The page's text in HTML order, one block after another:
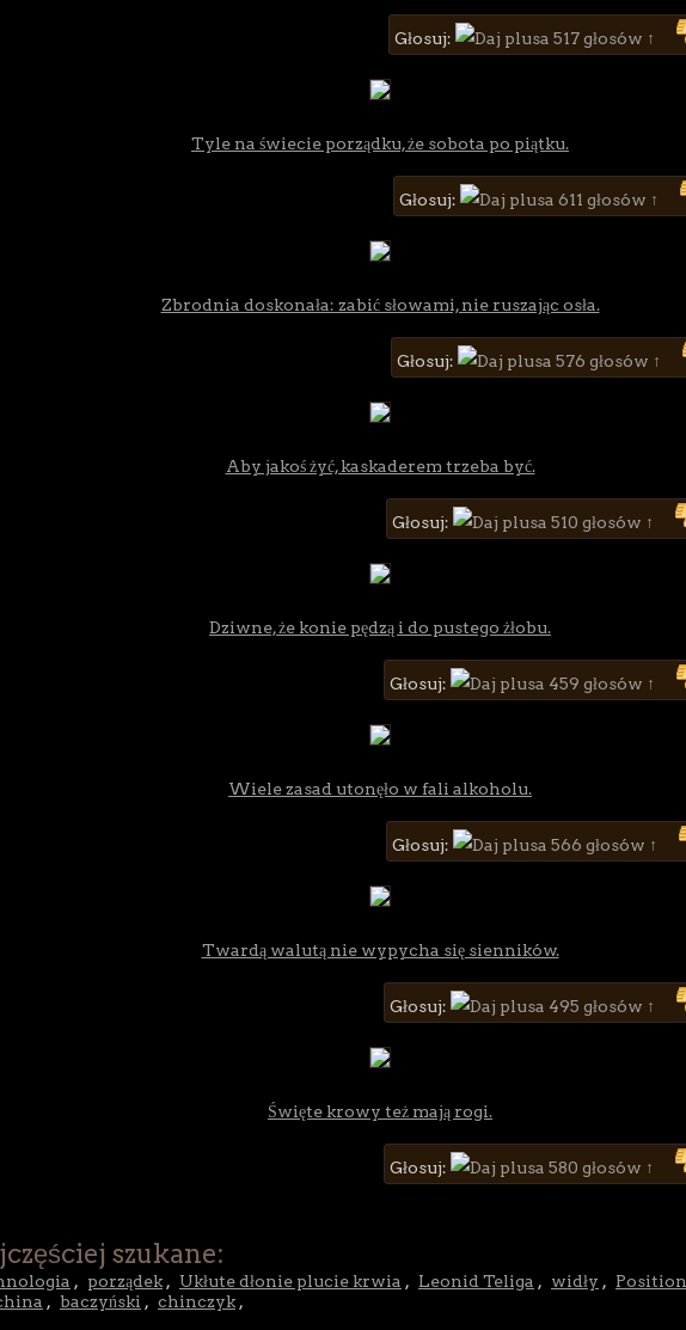
Głosuj: 517 głosów ↑
Tyle na świecie porządku, że sobota po piątku.
Głosuj: 611 głosów ↑
Zbrodnia doskonała: zabić słowami, nie ruszając osła.
Głosuj: 576 głosów ↑
Aby jakoś żyć, kaskaderem trzeba być.
Głosuj: 510 głosów ↑
Dziwne, że konie pędzą i do pustego żłobu.
Głosuj: 459 głosów ↑
Wiele zasad utonęło w fali alkoholu.
Głosuj: 566 głosów ↑
Twardą walutą nie wypycha się sienników.
Głosuj: 495 głosów ↑
Święte krowy też mają rogi.
Głosuj: 580 głosów ↑
szukane:
, porządek , Ukłute dłonie plucie krwia , Leonid Teliga , widły , Position
, baczyński , chinczyk ,